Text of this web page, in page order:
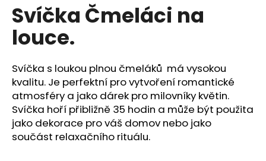
produktu
je
0,0
hvězdiček.
Svíčka Čmeláci na
louce.
Svíčka s loukou plnou čmeláků má vysokou
kvalitu. Je perfektní pro vytvoření romantické
atmosféry a jako dárek pro milovníky květin.
Svíčka hoří přibližně 35 hodin a může být použita
jako dekorace pro váš domov nebo jako
součást relaxačního rituálu.
HLEDAT
D
o
p
o
r
u
č